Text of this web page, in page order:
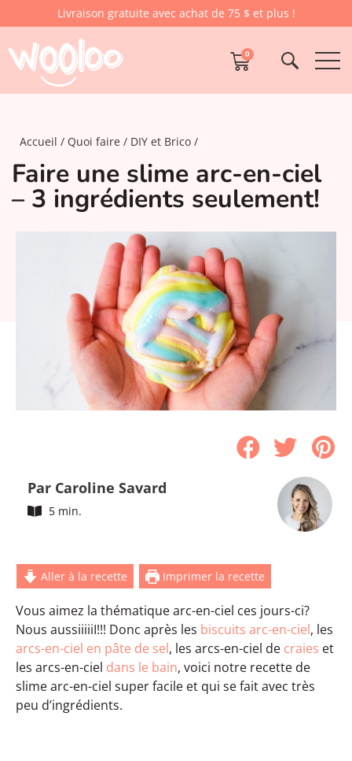
Livraison gratuite avec achat de 75 $ et plus !
0
Accueil Quoi faire DIY et Brico
Faire une slime arc-en-ciel
– 3 ingrédients seulement!
Par Caroline Savard
5 min.
Aller à la recette Imprimer la recette
Vous aimez la thématique arc-en-ciel ces jours-ci?
Nous aussiiiiiI!!! Donc après les biscuits arc-en-ciel, les
arcs-en-ciel en pâte de sel, les arcs-en-ciel de craies et
les arcs-en-ciel dans le bain, voici notre recette de
slime arc-en-ciel super facile et qui se fait avec très
peu d’ingrédients.